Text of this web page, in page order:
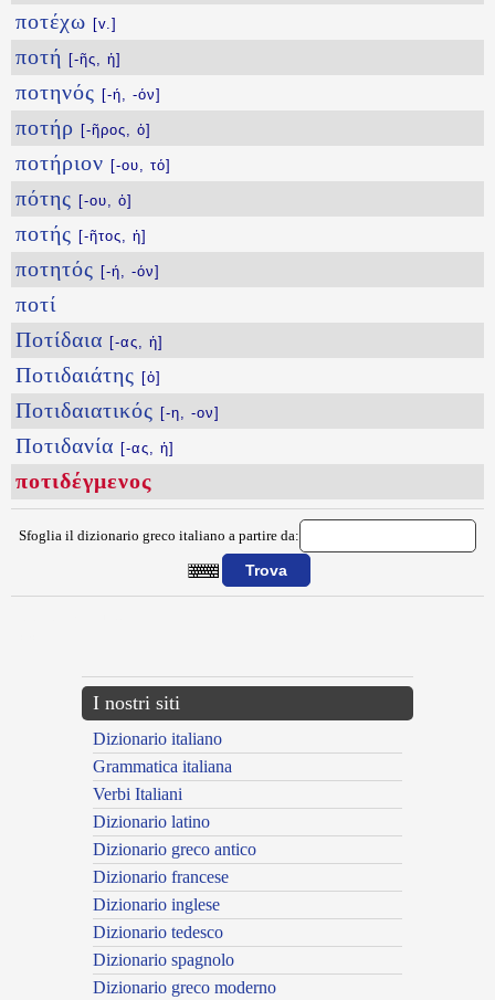
ποτέχω [v.]
ποτή [-ῆς, ἡ]
ποτηνός [-ή, -όν]
ποτήρ [-ῆρος, ὁ]
ποτήριον [-ου, τό]
πότης [-ου, ὁ]
ποτής [-ῆτος, ἡ]
ποτητός [-ή, -όν]
ποτί
Ποτίδαια [-ας, ἡ]
Ποτιδαιάτης [ὁ]
Ποτιδαιατικός [-η, -ον]
Ποτιδανία [-ας, ἡ]
ποτιδέγμενος
Sfoglia il dizionario greco italiano a partire da:
I nostri siti
Dizionario italiano
Grammatica italiana
Verbi Italiani
Dizionario latino
Dizionario greco antico
Dizionario francese
Dizionario inglese
Dizionario tedesco
Dizionario spagnolo
Dizionario greco moderno